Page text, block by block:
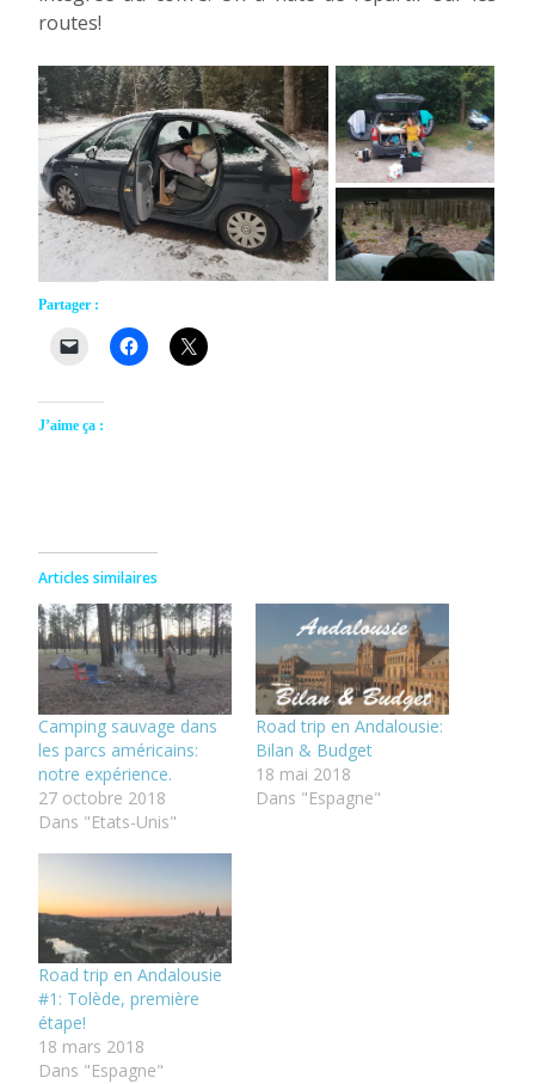
routes!
Partager :
J’aime ça :
Articles similaires
Camping sauvage dans
les parcs américains:
notre expérience.
27 octobre 2018
Dans "Etats-Unis"
Road trip en Andalousie:
Bilan & Budget
18 mai 2018
Dans "Espagne"
Road trip en Andalousie
#1: Tolède, première
étape!
18 mars 2018
Dans "Espagne"